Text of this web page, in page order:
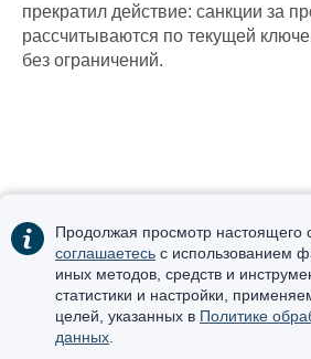
прекратил действие: санкции за
рассчитываются по текущей
без ограничений.
Получить
Продолжая просмотр настоящего
соглашаетесь с использованием
иных методов, средств и
статистики и настройки,
целей, указанных в Политике
данных